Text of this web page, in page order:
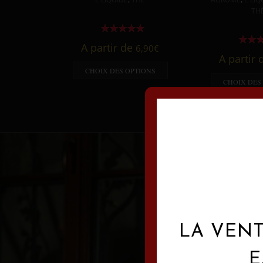
A partir de 6,90€
CHOIX DES OPTIONS
A partir
CHOIX DES
LA